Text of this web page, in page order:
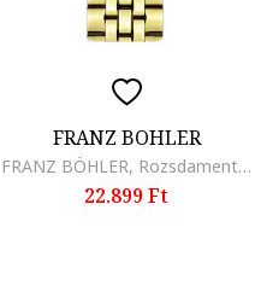
FRANZ BOHLER
FRANZ BÖHLER, Rozsdamentes acél karóra, Aranyszín
22.899 Ft